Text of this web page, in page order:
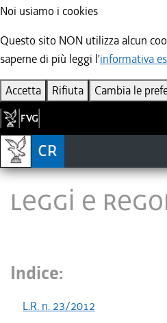
Noi usiamo i cookies
Questo sito NON utilizza alcun
saperne di più leggi l'informativa
Accetta Rifiuta Cambia le
LEGGI E
Indice:
L.R. n. 23/2012